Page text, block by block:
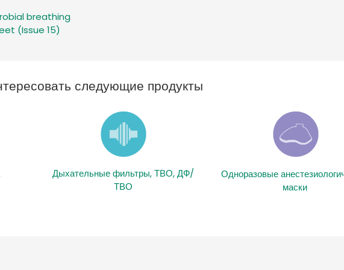
breathing
(Issue 15)
следующие продукты
Дыхательные фильтры, ТВО, ДФ/
ТВО
Одноразовые
маски